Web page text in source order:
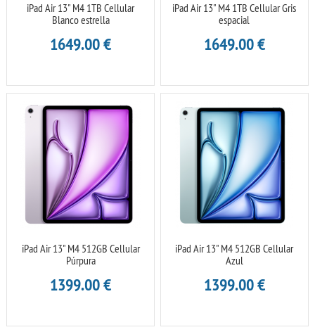
iPad Air 13" M4 1TB Cellular
Blanco estrella
1649.00€
iPad Air 13" M4 1TB Cellular Gris
espacial
1649.00€
iPad Air 13" M4 512GB Cellular
Púrpura
1399.00€
iPad Air 13" M4 512GB Cellular
Azul
1399.00€